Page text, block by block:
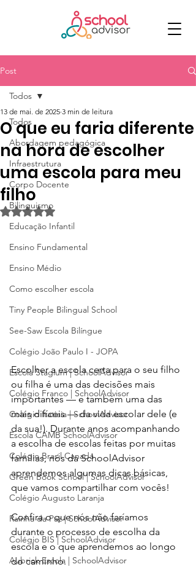
Post
Todos
Abordagem pedagógica
Infraestrutura
Corpo Docente
Bilinguismo
Educação Infantil
Ensino Fundamental
Ensino Médio
Como escolher escola
Tiny People Bilingual School
See-Saw Escola Bilíngue
Colégio João Paulo I - JOPA
Escola Stagium | SchoolAdvisor
Colégio Franco | SchoolAdvisor
Colégio Itatiaia | SchoolAdvisor
Escola CAMB SchoolAdvisor
Colégio Brasil Canadá
Green Book School | SchoolAdvisor
Colégio Augusto Laranja
Rainha da Paz | SchoolAdvisor
Colégio BIS | SchoolAdvisor
Aubrick Escola | SchoolAdvisor
Todos
O que eu faria diferente
na hora de escolher
uma escola para meu
filho
13 de mai. de 2025 3 min de leitura
Avaliado com NaN de 5 estrelas.
Escolher a escola certa para o seu filho
ou filha é uma das decisões mais
importantes — e também uma das
mais difíceis — da vida escolar dele (e
da sua!). Durante anos acompanhando
a escolha de escolas feitas por muitas
famílias, nós da SchoolAdvisor
aprendemos algumas dicas básicas,
que vamos compartilhar com vocês!
Confira o que nós não faríamos
durante o processo de escolha da
escola e o que aprendemos ao longo
do caminho.